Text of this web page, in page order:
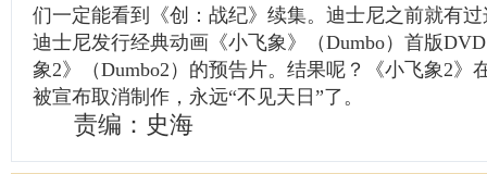
们一定能看到《创：战纪》续集。迪士尼之前就有
迪士尼发行经典动画《小飞象》（Dumbo）首版
象2》（Dumbo2）的预告片。结果呢？《小飞象2》
被宣布取消制作，永远“不见天日”了。
责编：史海